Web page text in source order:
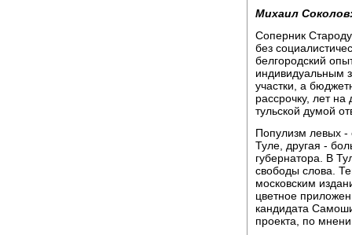
Михаил
Соперник
без
белгородский
индивидуальным
участки, а
рассрочку, лет
тульской думой
Популизм левых -
Туле, другая -
губернатора. В
свободы слова.
московским
цветное
кандидата
проекта, по